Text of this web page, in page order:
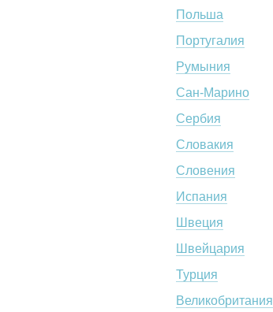
Польша
Португалия
Румыния
Сан-Марино
Сербия
Словакия
Словения
Испания
Швеция
Швейцария
Турция
Великобритания